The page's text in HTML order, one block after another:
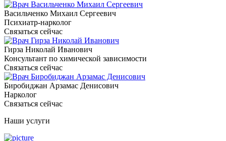
Васильченко Михаил Сергеевич
Психиатр-нарколог
Связаться сейчас
Гирза Николай Иванович
Консультант по химической зависимости
Связаться сейчас
Биробиджан Арзамас Денисович
Нарколог
Связаться сейчас
Наши услуги